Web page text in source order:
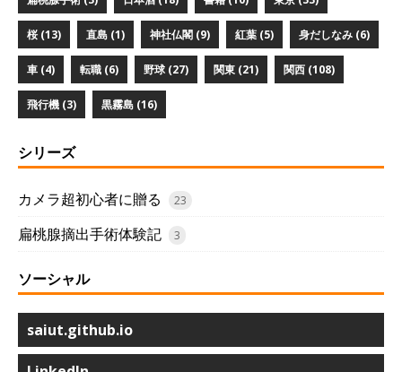
桜 (13) 直島 (1) 神社仏閣 (9) 紅葉 (5) 身だしなみ (6)
車 (4) 転職 (6) 野球 (27) 関東 (21) 関西 (108)
飛行機 (3) 黒霧島 (16)
シリーズ
カメラ超初心者に贈る 23
扁桃腺摘出手術体験記 3
ソーシャル
saiut.github.io